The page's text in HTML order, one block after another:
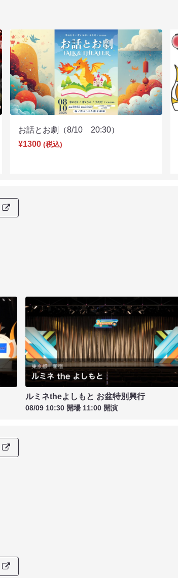
お話とお劇（8/10 20:30）
¥1300 (税込)
ルミネtheよしもと お盆特別興行
08/09 10:30 開場 11:00 開演